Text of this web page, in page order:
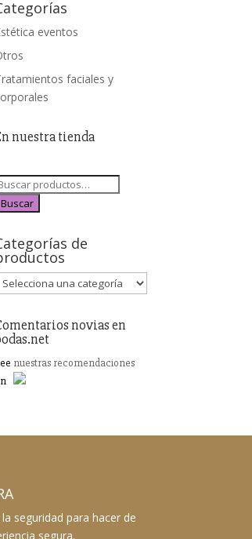
eventos
faciales y
nuestra tienda
Buscar
de
novias en
nuestras recomendaciones
seguridad para hacer de
segura.